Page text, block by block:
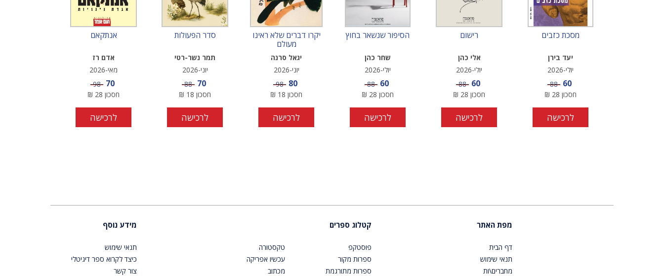
מסכת כזבים
יעד בירן
יולי-2026
מחיר מבצע
60 מחיר
88
חסכון 28
₪
לרכישה
רישום
אלי כהן
יולי-2026
מחיר מבצע
60 מחיר
88
חסכון 28
₪
לרכישה
הסיפור שנשאר בחוץ
שחר כהן
יולי-2026
מחיר מבצע
60 מחיר
88
חסכון 28
₪
לרכישה
יקרו דברים שלא ראינו
מעולם
יגאל סרנה
יוני-2026
מחיר מבצע
80 מחיר
98
חסכון 18
₪
לרכישה
סדר הפעולות
תמר נשר-רטי
יוני-2026
מחיר מבצע
70 מחיר
88
חסכון 18
₪
לרכישה
אנתקאם
אדם רז
מאי-2026
מחיר מבצע
70 מחיר
98
חסכון 28
₪
לרכישה
מפת האתר
דף הבית
תנאי שימוש
מחברים\ות
קטלוג ספרים
פוסטקפ
ספרות מקור
ספרות מתורגמת
טקסטורה
עכשיו אפריקה
מכתוב
מידע נוסף
תנאי שימוש
כיצד לקרוא ספר דיגיטלי
צור קשר